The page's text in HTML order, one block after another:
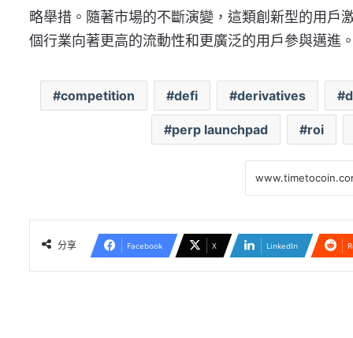
略舉措。隨著市場的不斷演變，這類創新型的用戶
個行業向著更高的流動性和更廣泛的用戶參與邁進
competition defi derivatives
perp launchpad roi
分享 Facebook X LinkedIn